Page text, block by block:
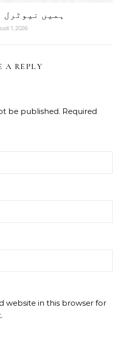
ہمیں نیوٹرل
1, 2026
A REPLY
be published. Required
website in this browser for